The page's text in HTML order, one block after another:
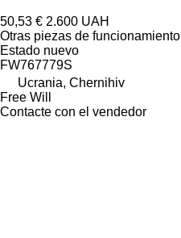
50,53 € 2.600 UAH
Otras piezas de funcionamiento
Estado nuevo
FW767779S
Ucrania, Chernihiv
Free Will
Contacte con el vendedor